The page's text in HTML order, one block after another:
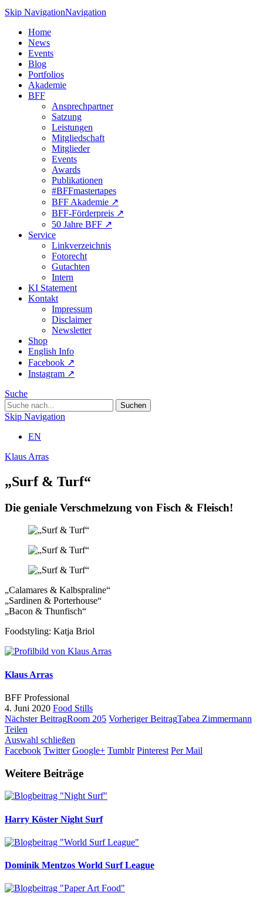
Skip NavigationNavigation
Home
News
Events
Blog
Portfolios
Akademie
BFF
Ansprechpartner
Satzung
Leistungen
Mitgliedschaft
Mitglieder
Events
Awards
Publikationen
#BFFmastertapes
BFF Akademie ↗︎
BFF-Förderpreis ↗︎
50 Jahre BFF ↗︎
Service
Linkverzeichnis
Fotorecht
Gutachten
Intern
KI Statement
Kontakt
Impressum
Disclaimer
Newsletter
Shop
English Info
Facebook ↗︎
Instagram ↗︎
Suche
Skip Navigation
EN
Klaus Arras
„Surf & Turf“
Die geniale Verschmelzung von Fisch & Fleisch!
„Calamares & Kalbspraline“
„Sardinen & Porterhouse“
„Bacon & Thunfisch“
Foodstyling: Katja Briol
Klaus Arras
BFF Professional
4. Juni 2020 Food Stills
Nächster BeitragRoom 205 Vorheriger BeitragTabea Zimmermann
Teilen
Auswahl schließen
Facebook Twitter Google+ Tumblr Pinterest Per Mail
Weitere Beiträge
Harry Köster Night Surf
Dominik Mentzos World Surf League